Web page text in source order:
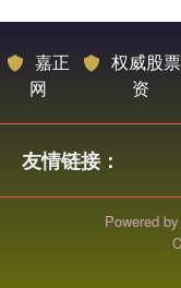
嘉正
网
权威股
资
友情链接：
Powered by